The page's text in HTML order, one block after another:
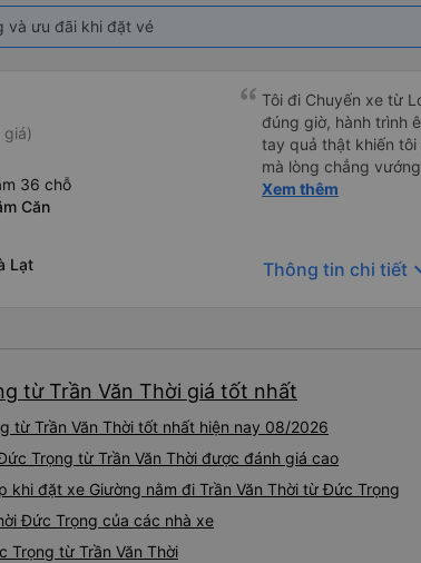
và ưu đãi khi đặt vé
giá)
36 chỗ
Căn
Lạt
Tôi đi Chuyến xe từ
đúng giờ, hành trình
tay quả thật khiến tôi an tâm, mãn ý. Đường xa muôn dặm
mà lòng chẳng
cẩn, hiếm thấy giữa
Xem thêm
Thông tin chi tiết
từ Trần Văn Thời giá tốt nhất
từ Trần Văn Thời tốt nhất hiện nay 08/2026
Trọng từ Trần Văn Thời được đánh giá cao
đặt xe Giường nằm đi Trần Văn Thời từ Đức Trọng
Đức Trọng của các nhà xe
Trọng từ Trần Văn Thời